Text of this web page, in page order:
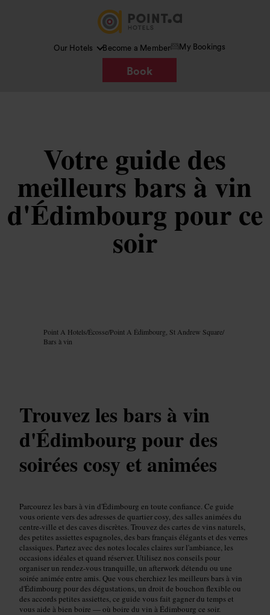
Our Hotels Become a Member My Bookings
Book
Votre guide des
meilleurs bars à vin
d'Édimbourg pour ce
soir
Point A Hotels/Écosse/Point A Édimbourg, St Andrew Square/
Bars à vin
Trouvez les bars à vin
d'Édimbourg pour des
soirées cosy et animées
Parcourez les bars à vin d'Édimbourg en toute confiance. Ce guide
vous oriente vers des adresses de quartier cosy, des salles animées du
centre‑ville et des caves discrètes. Trouvez des cartes de vins naturels,
des petites assiettes espagnoles, des bars français élégants et des verres
classiques. Partez avec des notes locales claires sur l'ambiance, les
occasions idéales et quand réserver. Utilisez nos conseils pour
organiser un rendez‑vous tranquille, un afterwork détendu ou une
soirée animée entre amis. Que vous cherchiez les meilleurs bars à vin
d'Édimbourg pour des dégustations, un droit de bouchon flexible ou
des accords petites assiettes, ce guide vous fait gagner du temps et
vous aide à bien boire — où boire du vin à Édimbourg ce soir.